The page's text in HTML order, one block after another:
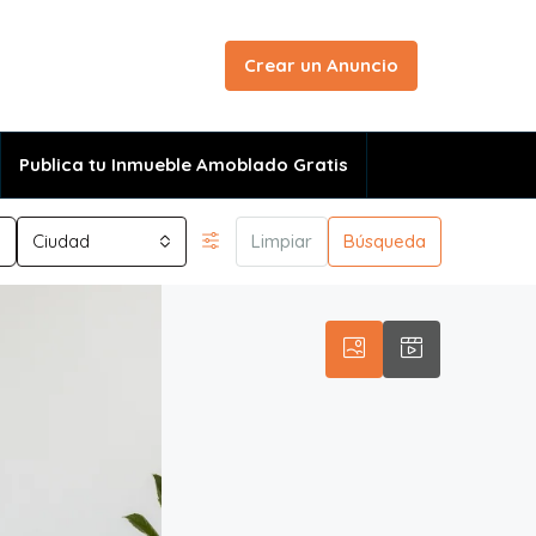
Crear un Anuncio
Publica tu Inmueble Amoblado Gratis
Ciudad Limpiar Búsqueda